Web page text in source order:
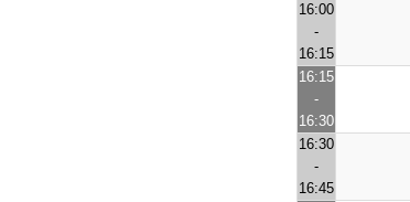
16:00
-
16:15
16:15
-
16:30
16:30
-
16:45